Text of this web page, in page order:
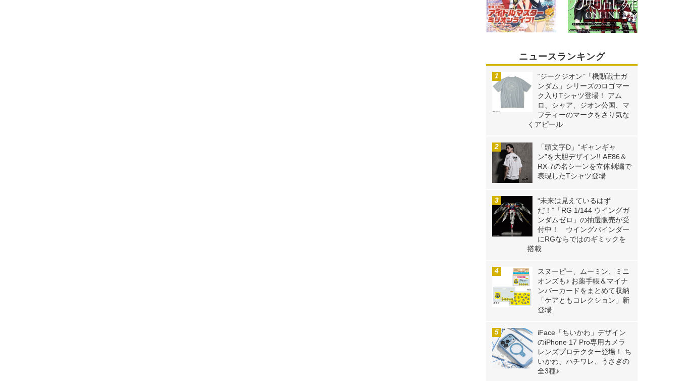
ニュースランキング
“ジークジオン”「機動戦士ガ
ンダム」シリーズのロゴマー
ク入りTシャツ登場！ アム
ロ、シャア、ジオン公国、マ
フティーのマークをさり気な
くアピール
「頭文字D」“ギャンギャ
ン”を大胆デザイン!! AE86＆
RX-7の名シーンを立体刺繍で
表現したTシャツ登場
“未来は見えているはず
だ！”「RG 1/144 ウイングガ
ンダムゼロ」の抽選販売が受
付中！ ウイングバインダー
にRGならではのギミックを
搭載
スヌーピー、ムーミン、ミニ
オンズも♪ お薬手帳＆マイナ
ンバーカードをまとめて収納
「ケアともコレクション」新
登場
iFace「ちいかわ」デザイン
のiPhone 17 Pro専用カメラ
レンズプロテクター登場！ ち
いかわ、ハチワレ、うさぎの
全3種♪